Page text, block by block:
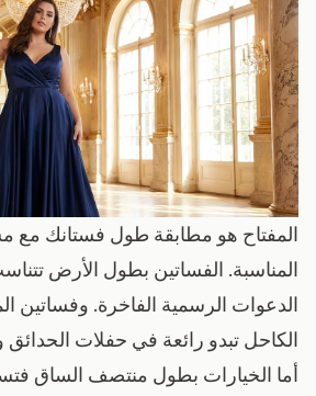
المفتاح هو مطابقة طول فستانك مع
المناسبة. الفساتين بطول الأرض
الدعوات الرسمية الفاخرة. وفساتين
الكاحل تبدو رائعة في حفلات
أما الخيارات بطول منتصف الساق